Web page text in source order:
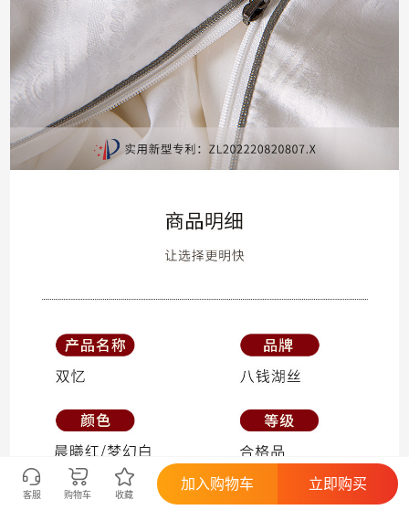
客服 购物车 收藏
加入购物车 立即购买